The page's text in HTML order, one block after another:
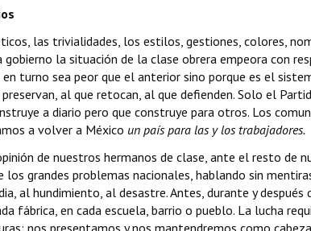
las trivialidades, los estilos, gestiones, colores,
gobierno la situación de la clase obrera empeora con
turno sea peor que el anterior sino porque es el
al que retocan, al que defienden. Solo el
a diario pero que construye para otros. Los
a volver a México un país para las y los trabajadores.
de nuestros hermanos de clase, ante el resto de
grandes problemas nacionales, hablando sin
al hundimiento, al desastre. Antes, durante y
fábrica, en cada escuela, barrio o pueblo. La lucha